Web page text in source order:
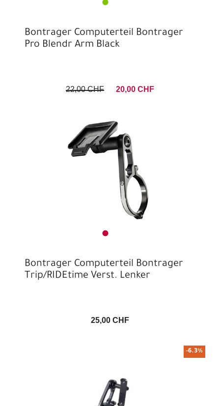
Bontrager Computerteil Bontrager
Pro Blendr Arm Black
22,00 CHF 20,00 CHF
Bontrager Computerteil Bontrager
Trip/RIDEtime Verst. Lenker
25,00 CHF
-6.3%